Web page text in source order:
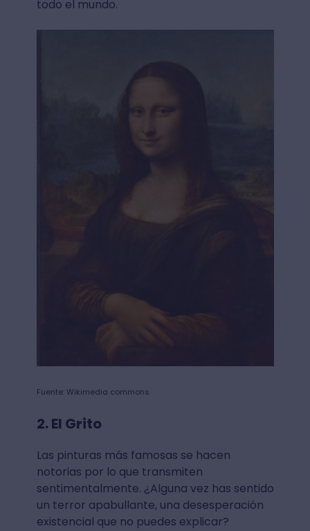
todo el mundo.
Fuente: Wikimedia commons
2. El Grito
Las pinturas más famosas se hacen
notorias por lo que transmiten
sentimentalmente. ¿Alguna vez has sentido
un terror apabullante, una desesperación
existencial que no puedes explicar?